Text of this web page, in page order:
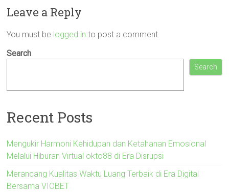
Leave a Reply
You must be logged in to post a comment.
Search
Search
Recent Posts
Mengukir Harmoni Kehidupan dan Ketahanan Emosional
Melalui Hiburan Virtual okto88 di Era Disrupsi
Merancang Kualitas Waktu Luang Terbaik di Era Digital
Bersama VIOBET